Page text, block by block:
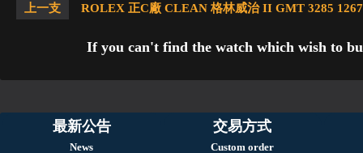
上一支 ROLEX 正C廠 CLEAN 格林威治 II GMT 3285
If you can't find the watch which wish to
最新公告
News
交易方式
Custom order